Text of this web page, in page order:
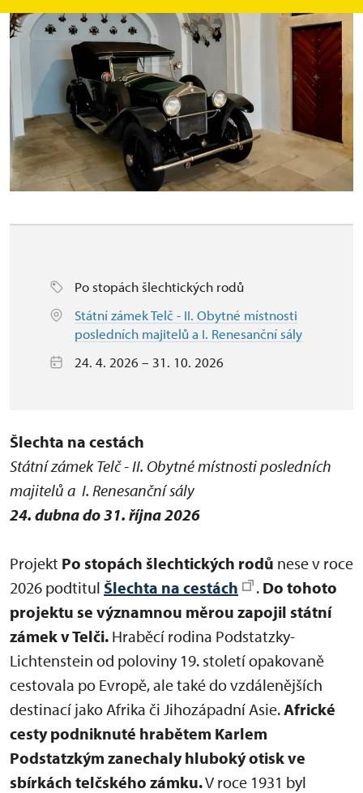
Po stopách šlechtických rodů
Státní zámek Telč - II. Obytné místnosti
posledních majitelů a I. Renesanční sály
24. 4. 2026 – 31. 10. 2026
Šlechta na cestách
Státní zámek Telč - II. Obytné místnosti posledních
majitelů a I. Renesanční sály
24. dubna do 31. října 2026
Projekt Po stopách šlechtických rodů nese v roce
2026 podtitul Šlechta na cestách . Do tohoto
projektu se významnou měrou zapojil státní
zámek v Telči. Hraběcí rodina Podstatzky-
Lichtenstein od poloviny 19. století opakovaně
cestovala po Evropě, ale také do vzdálenějších
destinací jako Afrika či Jihozápadní Asie.Africké
cesty podniknuté hrabětem Karlem
Podstatzkým zanechaly hluboký otisk ve
sbírkách telčského zámku.V roce 1931 byl